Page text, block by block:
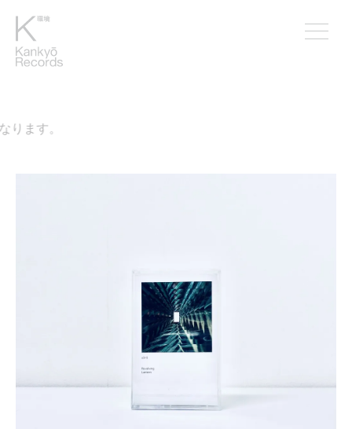
ます。